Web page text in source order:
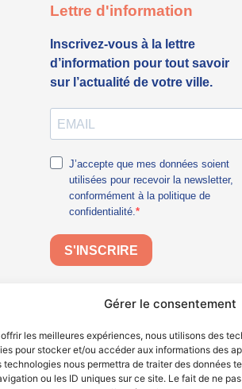
Gérer le consentement
offrir les meilleures expériences, nous utilisons des
pour stocker et/ou accéder aux informations des
technologies nous permettra de traiter des données
ou les ID uniques sur ce site. Le fait de ne